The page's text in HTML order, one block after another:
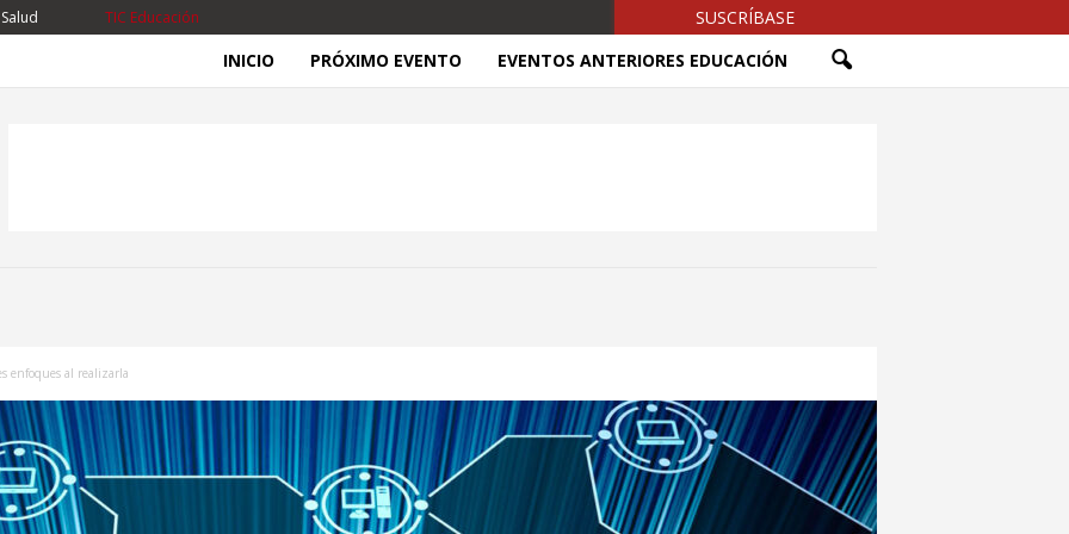
TIC Educación
SUSCRÍBASE
INICIO
PRÓXIMO EVENTO EVENTOS ANTERIORES EDUCACIÓN
enfoques al realizarla